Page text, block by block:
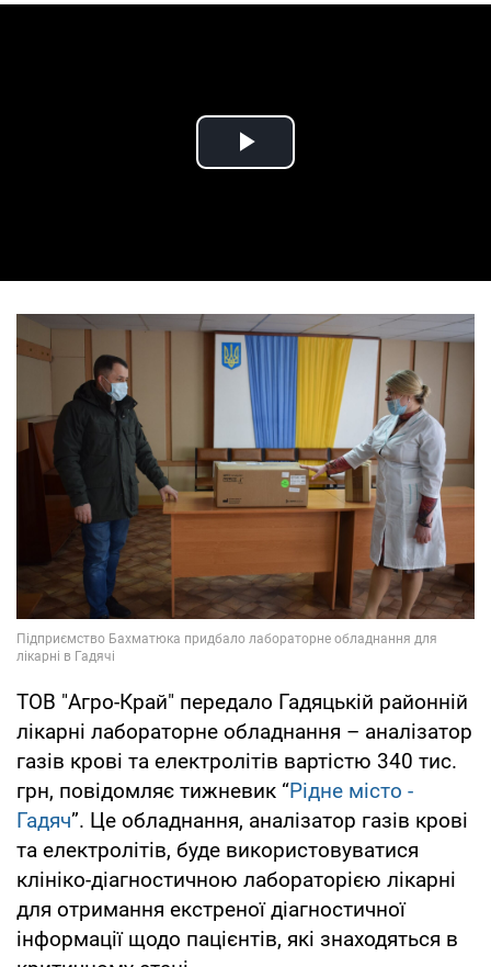
Play Video
ТОВ "Агро-Край" передало Гадяцькій районній
лікарні лабораторне обладнання – аналізатор
газів крові та електролітів вартістю 340 тис.
грн, повідомляє тижневик “Рідне місто -
Гадяч”. Це обладнання, аналізатор газів крові
та електролітів, буде використовуватися
клініко-діагностичною лабораторією лікарні
для отримання екстреної діагностичної
інформації щодо пацієнтів, які знаходяться в